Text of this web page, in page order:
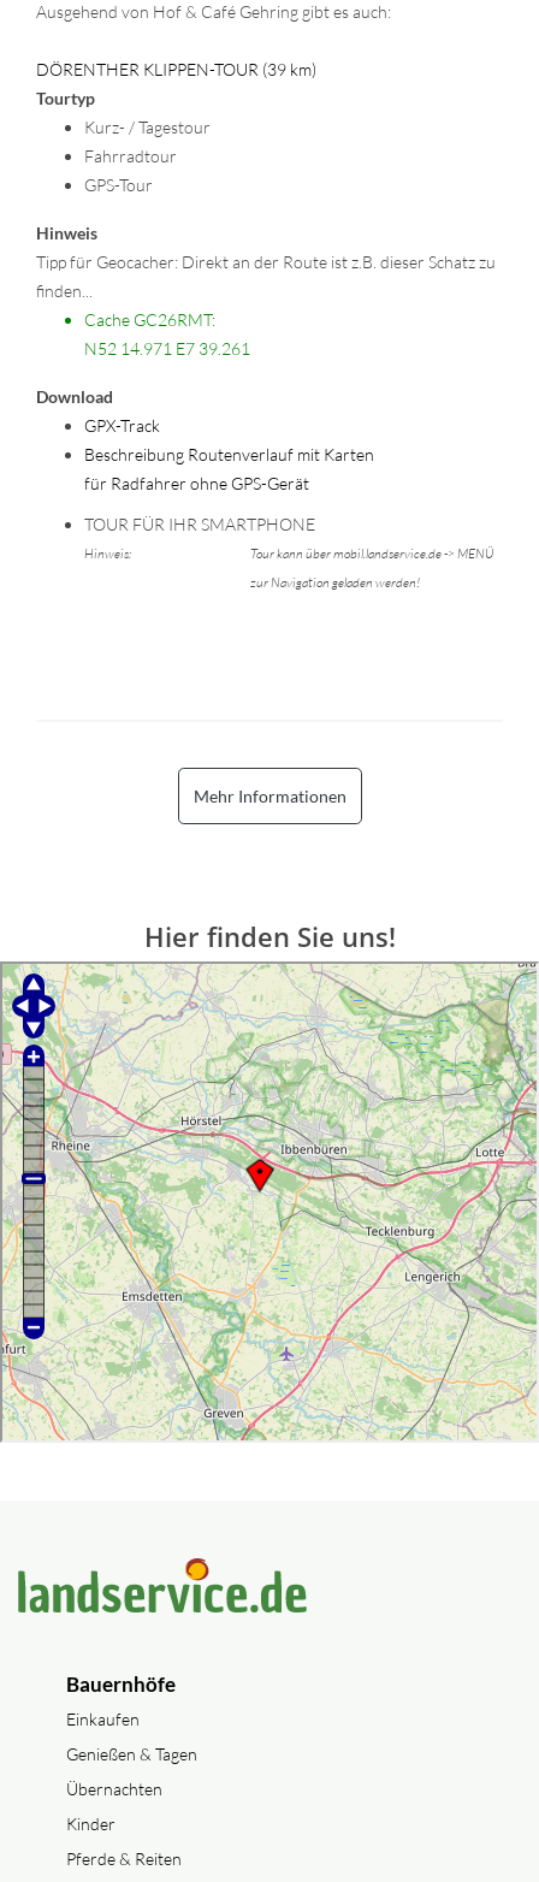
Ausgehend von Hof & Café Gehring gibt es auch:
DÖRENTHER KLIPPEN-TOUR (39 km)
Tourtyp
Kurz- / Tagestour
Fahrradtour
GPS-Tour
Hinweis
Tipp für Geocacher: Direkt an der Route ist z.B. dieser Schatz zu
finden...
Cache GC26RMT:
N52 14.971 E7 39.261
Download
GPX-Track
Beschreibung Routenverlauf mit Karten
für Radfahrer ohne GPS-Gerät
TOUR FÜR IHR SMARTPHONE
Tour kann über mobil.landservice.de -> MENÜ
zur Navigation geladen werden!
Hinweis:
Mehr Informationen
Hier finden Sie uns!
Bauernhöfe
Einkaufen
Genießen & Tagen
Übernachten
Kinder
Pferde & Reiten